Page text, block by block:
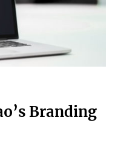
Branding